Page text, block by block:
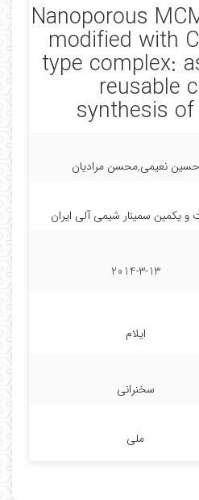
Nanoporous
modified with
type complex:
reusable
synthesis of
حسین نعیمی,محسن مرادیان
و یکمین سمینار شیمی آلی ایران
2014-3-13
ایلام
سخنرانی
ملی